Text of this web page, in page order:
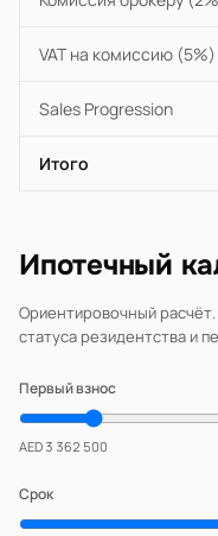
VAT на комиссию (5%)
Sales Progression
Итого
Ипотечный
Ориентировочный расчёт.
статуса резидентства и
Первый взнос
AED 3 362 500
Срок